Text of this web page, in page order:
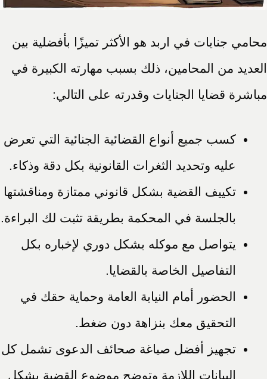
محامي جنايات في اربد هو الأكثر تميزًا بأفضلية بين
العديد من المحامين، ذلك بسبب مهارته الكبيرة في
مباشرة قضايا الجنايات وقدرته على التالي:
كسب جميع أنواع القضائية الجنائية التي تعرض
عليه وتحديد الثغرات القانونية بكل دقة وذكاء.
تكييف القضية بشكل قانوني ممتازة ومناقشتها
بالجلسة في المحكمة بطريقة تثبت لك البراءة.
يتواصل مع موكله بشكل دوري لإخباره بكل
التفاصيل الخاصة بالقضايا.
الحضور أمام النيابة العامة وحماية حقك في
التحقيق معك بنزاهة دون ضغط.
تجهيز أفضل صياغة صحائف الدعوى تشمل كل
البيانات اللازمة وتوضح موضوع القضية بشكل